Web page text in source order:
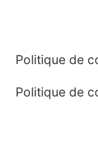
Politique de
Politique de